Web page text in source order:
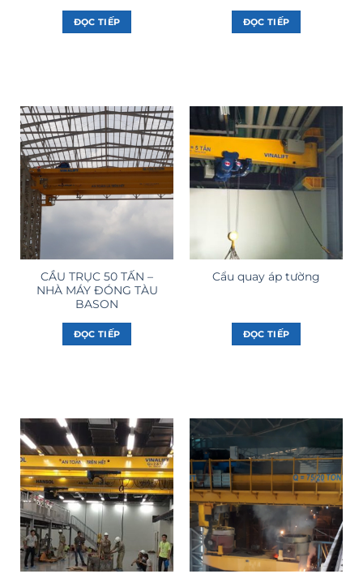
ĐỌC TIẾP ĐỌC TIẾP
CẦU TRỤC 50 TẤN –
NHÀ MÁY ĐÓNG TÀU
BASON
ĐỌC TIẾP
Cẩu quay áp tường
ĐỌC TIẾP